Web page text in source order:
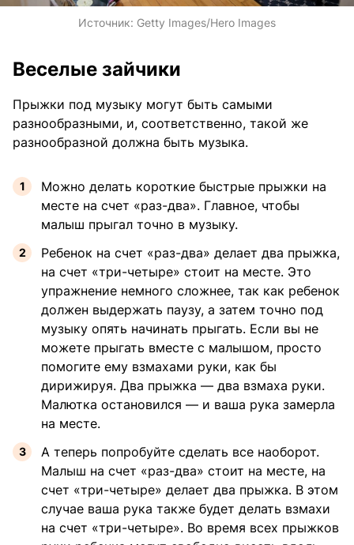
Источник: Getty Images/Hero Images
Веселые зайчики
Прыжки под музыку могут быть самыми
разнообразными, и, соответственно, такой же
разнообразной должна быть музыка.
Можно делать короткие быстрые прыжки на
месте на счет «раз-два». Главное, чтобы
малыш прыгал точно в музыку.
Ребенок на счет «раз-два» делает два прыжка,
на счет «три-четыре» стоит на месте. Это
упражнение немного сложнее, так как ребенок
должен выдержать паузу, а затем точно под
музыку опять начинать прыгать. Если вы не
можете прыгать вместе с малышом, просто
помогите ему взмахами руки, как бы
дирижируя. Два прыжка — два взмаха руки.
Малютка остановился — и ваша рука замерла
на месте.
А теперь попробуйте сделать все наоборот.
Малыш на счет «раз-два» стоит на месте, на
счет «три-четыре» делает два прыжка. В этом
случае ваша рука также будет делать взмахи
на счет «три-четыре». Во время всех прыжков